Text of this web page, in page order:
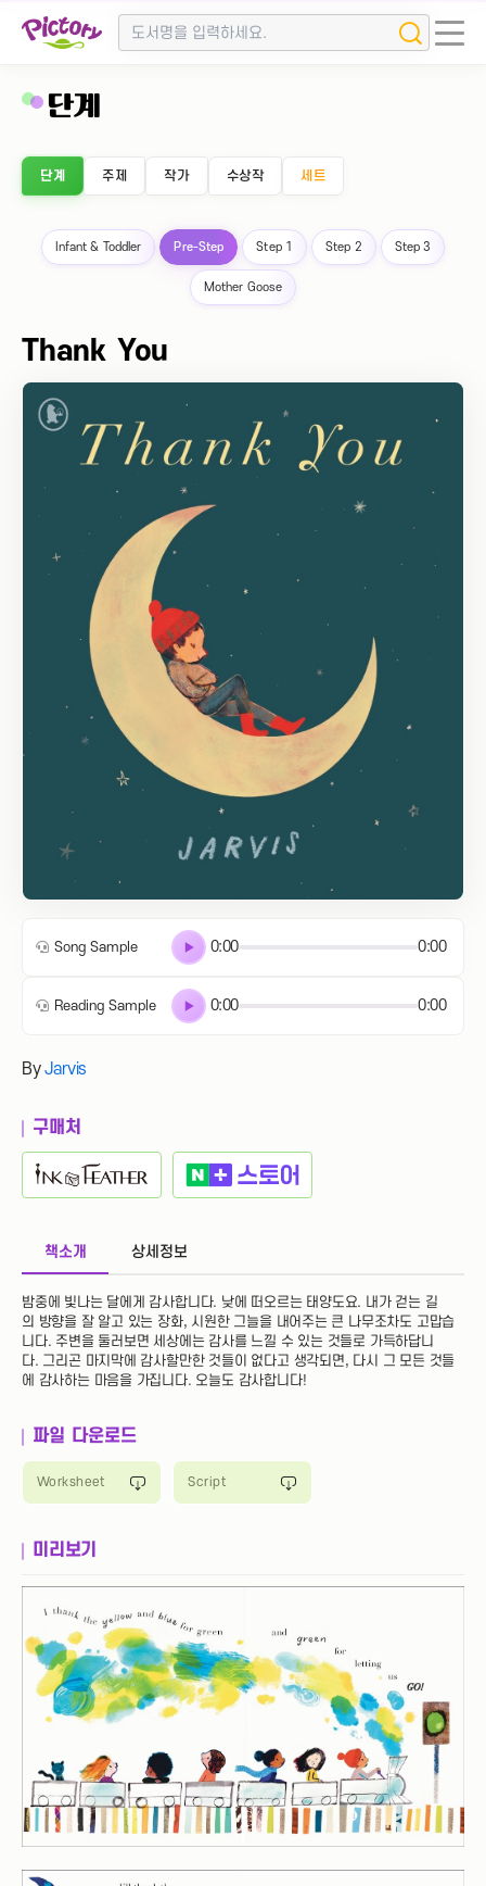
단계
단계 주제 작가 수상작 세트
Infant & Toddler Pre-Step Step 1 Step 2 Step 3
Mother Goose
Thank You
Song Sample 0:00 0:00
Reading Sample 0:00 0:00
ByJarvis
구매처
책소개 상세정보
밤중에 빛나는 달에게 감사합니다. 낮에 떠오르는 태양도요. 내가 걷는 길
의 방향을 잘 알고 있는 장화, 시원한 그늘을 내어주는 큰 나무조차도 고맙습
니다. 주변을 둘러보면 세상에는 감사를 느낄 수 있는 것들로 가득하답니
다. 그리곤 마지막에 감사할만한 것들이 없다고 생각되면, 다시 그 모든 것들
에 감사하는 마음을 가집니다. 오늘도 감사합니다!
파일 다운로드
Worksheet Script
미리보기